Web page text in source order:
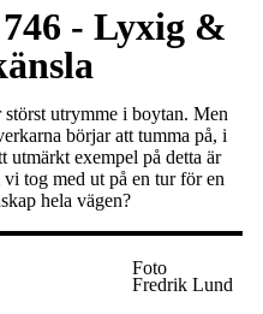
- Lyxig &
störst utrymme i boytan. Men
börjar att tumma på, i
exempel på detta är
tog med ut på en tur för en
hela vägen?
Foto
Fredrik Lund